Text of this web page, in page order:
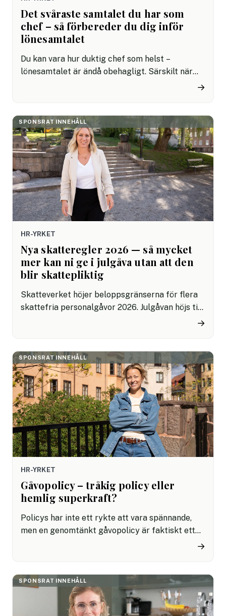
Det svåraste samtalet du har som
chef – så förbereder du dig inför
lönesamtalet
Du kan vara hur duktig chef som helst –
lönesamtalet är ändå obehagligt. Särskilt när
svaret är nej, eller när förväntningarna är högre
medarbetare.
→
SPONSRAT INNEHÅLL
HR-YRKET
Nya skatteregler 2026 — så mycket
mer kan ni ge i julgåva utan att den
blir skattepliktig
Skatteverket höjer beloppsgränserna för flera
skattefria personalgåvor 2026. Julgåvan höjs till
600 kronor och jubileumsgåvan till 1 800 kronor.
→
SPONSRAT INNEHÅLL
HR-YRKET
Gåvopolicy – tråkig policy eller
hemlig superkraft?
Policys har inte ett rykte att vara spännande,
men en genomtänkt gåvopolicy är faktiskt ett
nästan sig själv och ger er som bolag möjlighet
att fokusera på verksamheten ännu mer.
→
SPONSRAT INNEHÅLL